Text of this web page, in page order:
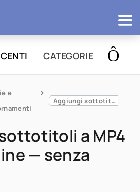
Prova
CATEGORIE
e
Aggiungi sottotitoli a MP4 e MKV online — senza ricodifica
a MP4
— senza